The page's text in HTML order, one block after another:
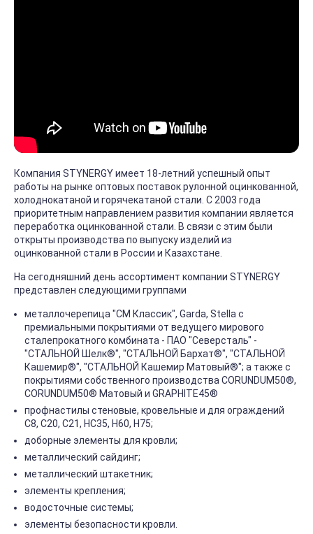
Компания STYNERGY имеет 18-летний успешный опыт
работы на рынке оптовых поставок рулонной оцинкованной,
холоднокатаной и горячекатаной стали. С 2003 года
приоритетным направлением развития компании является
переработка оцинкованной стали. В связи с этим были
открыты производства по выпуску изделий из
оцинкованной стали в России и Казахстане.
На сегодняшний день ассортимент компании STYNERGY
представлен следующими группами
металлочерепица "СМ Классик", Garda, Stella с
премиальными покрытиями от ведущего мирового
сталепрокатного комбината - ПАО "Северсталь" -
"СТАЛЬНОЙ Шелк®", "СТАЛЬНОЙ Бархат®", "СТАЛЬНОЙ
Кашемир®", "СТАЛЬНОЙ Кашемир Матовый®"; а также с
покрытиями собственного производства CORUNDUM50®,
CORUNDUM50® Матовый и GRAPHITE45®
профнастилы стеновые, кровельные и для ограждений
С8, С20, С21, НС35, Н60, Н75;
доборные элементы для кровли;
металлический сайдинг;
металлический штакетник;
элементы крепления;
водосточные системы;
элементы безопасности кровли.